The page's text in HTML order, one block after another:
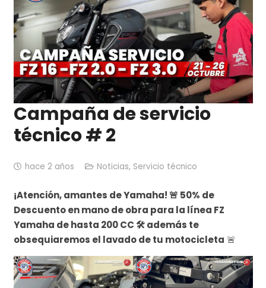
Campaña de servicio
técnico # 2
hace 2 años Noticias, Servicio técnico
¡Atención, amantes de Yamaha! 🚨 50% de
Descuento en mano de obra para la línea FZ
Yamaha de hasta 200 CC 🛠️ además te
obsequiaremos el lavado de tu motocicleta 🚨